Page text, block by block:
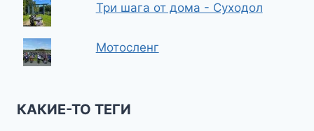
Три шага от дома - Суходол
Мотосленг
КАКИЕ-ТО ТЕГИ